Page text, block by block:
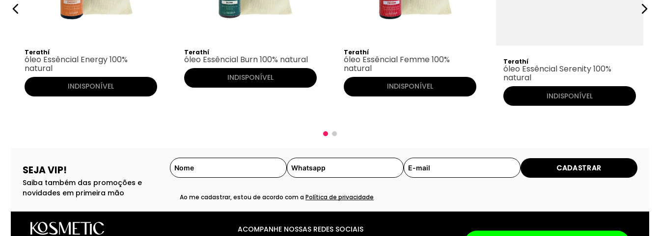
Terathí
óleo Essêncial Energy 100%
natural
INDISPONÍVEL
Terathí
óleo Essêncial Burn 100% natural
INDISPONÍVEL
Terathí
óleo Essêncial Femme 100%
natural
INDISPONÍVEL
Terathí
óleo Essêncial Serenity 100%
natural
INDISPONÍVEL
SEJA VIP!
Saiba também das promoções e
novidades em primeira mão
CADASTRAR
Ao me cadastrar, estou de acordo com aPolítica de privacidade
ACOMPANHE NOSSAS REDES SOCIAIS